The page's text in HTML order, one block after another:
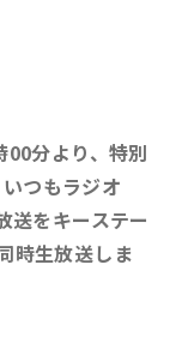
分より、 特別
つもラジオ
送をキーステー
時生放送しま